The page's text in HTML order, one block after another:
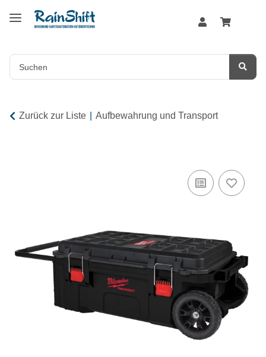
Zurück zur Liste Aufbewahrung und Transport